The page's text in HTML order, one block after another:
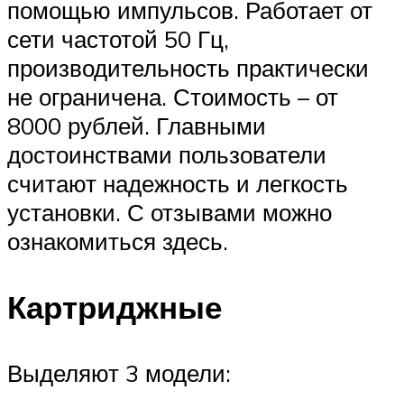
помощью импульсов. Работает от
сети частотой 50 Гц,
производительность практически
не ограничена. Стоимость – от
8000 рублей. Главными
достоинствами пользователи
считают надежность и легкость
установки. С отзывами можно
ознакомиться здесь.
Картриджные
Выделяют 3 модели: